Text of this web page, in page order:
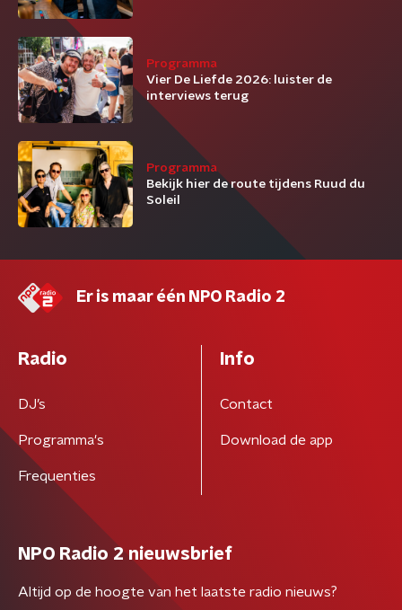
Programma
Vier De Liefde 2026: luister de
interviews terug
Programma
Bekijk hier de route tijdens Ruud du
Soleil
Er is maar één NPO Radio 2
Radio
DJ’s
Programma's
Frequenties
Info
Contact
Download de app
NPO Radio 2 nieuwsbrief
Altijd op de hoogte van het laatste radio nieuws?